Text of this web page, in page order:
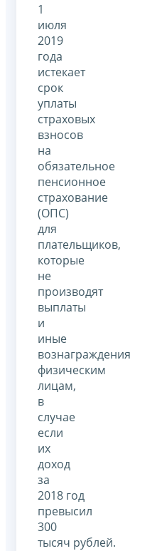
1
июля
2019
года
истекает
срок
уплаты
страховых
взносов
на
обязательное
пенсионное
страхование
(ОПС)
для
плательщиков,
которые
не
производят
выплаты
и
иные
вознаграждения
физическим
лицам,
в
случае
если
их
доход
за
2018 год
превысил
300
тысяч рублей.